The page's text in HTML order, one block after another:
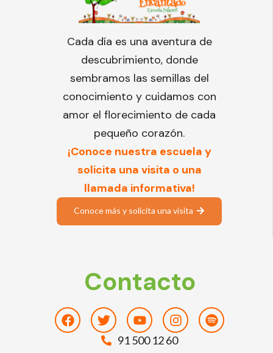
Cada día es una aventura de
descubrimiento, donde
sembramos las semillas del
conocimiento y cuidamos con
amor el florecimiento de cada
pequeño corazón.
¡Conoce nuestra escuela y
solicita una visita o una
llamada informativa!
Conoce más y solicita una visita
Contacto
FacebookTwitterYoutubeInstagramSpotify
91 500 12 60